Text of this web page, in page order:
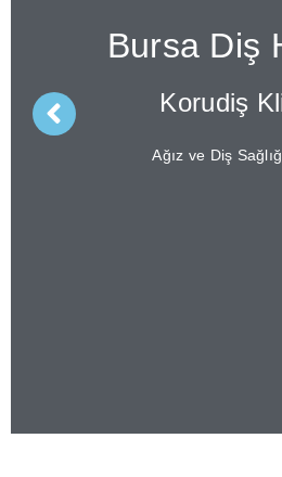
Bursa Diş
Korudiş
Ağız ve Diş